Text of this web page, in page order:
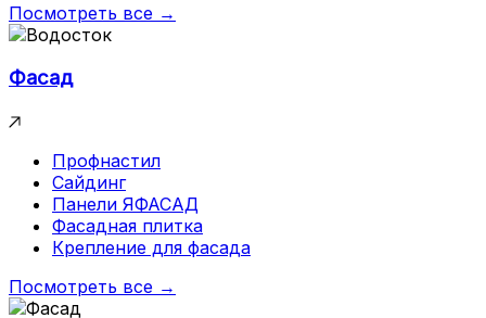
Посмотреть все →
Фасад
Профнастил
Сайдинг
Панели ЯФАСАД
Фасадная плитка
Крепление для фасада
Посмотреть все →